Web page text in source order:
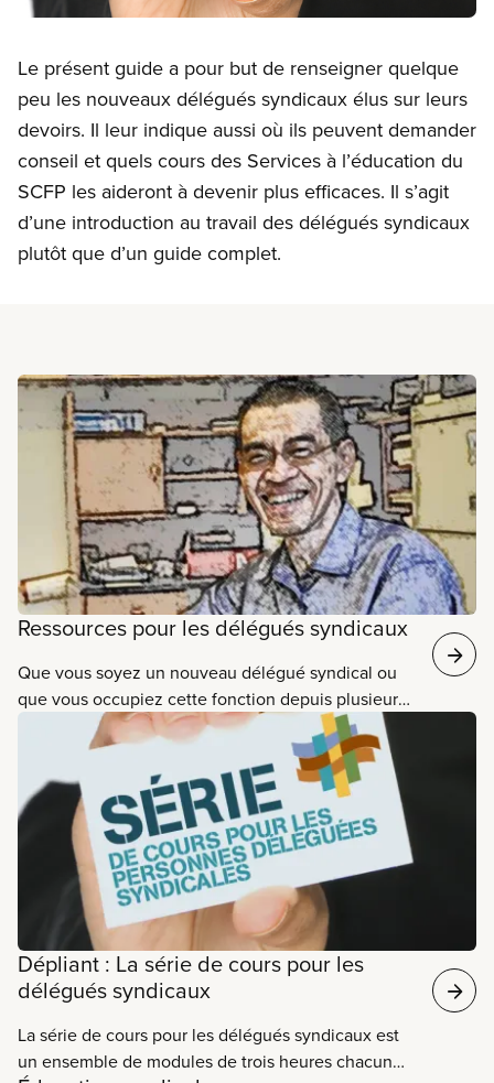
Le présent guide a pour but de renseigner quelque
peu les nouveaux délégués syndicaux élus sur leurs
devoirs. Il leur indique aussi où ils peuvent demander
conseil et quels cours des Services à l’éducation du
SCFP les aideront à devenir plus efficaces. Il s’agit
d’une introduction au travail des délégués syndicaux
plutôt que d’un guide complet.
En savoir plus
Ressources pour les délégués syndicaux
Que vous soyez un nouveau délégué syndical ou
que vous occupiez cette fonction depuis plusieurs
années, votre rôle consiste à regarder et à écouter
ce qui se passe dans votre milieu de travail. Vous le
faites au nom de tous les membres du SCFP. En
fait, souvent, lorsque les membres du SCFP
pensent à leur section locale, ils pensent à vous et
au travail que vous faites en leur nom. Le syndicat a
besoin de vous pour représenter ses membres et
protéger les droits obtenus dans la convention
collective. Chaque clause de la convention
collective est le résultat de négociations avec
l’employeur et chaque clause est importante.
Dépliant : La série de cours pour les
délégués syndicaux
La série de cours pour les délégués syndicaux est
un ensemble de modules de trois heures chacun